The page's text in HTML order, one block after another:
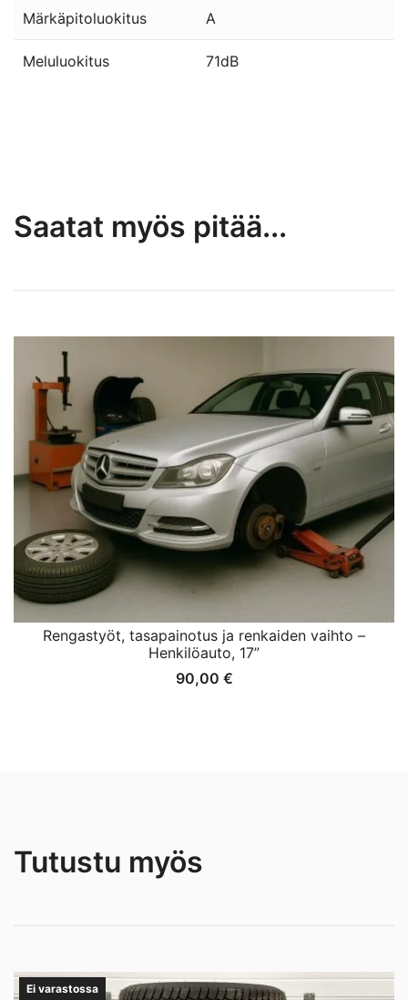
Märkäpitoluokitus A
Meluluokitus 71dB
Saatat myös pitää...
Rengastyöt, tasapainotus ja renkaiden vaihto –
Henkilöauto, 17”
90,00 €
Tutustu myös
Ei varastossa